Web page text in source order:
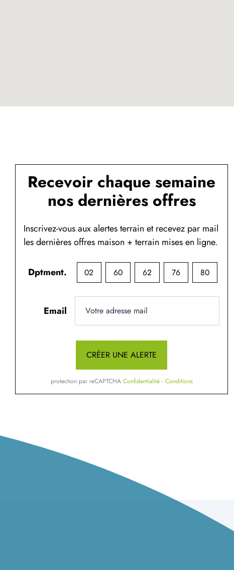
Recevoir chaque semaine
nos dernières offres
Inscrivez-vous aux alertes terrain et recevez par mail
les dernières offres maison + terrain mises en ligne.
Dptment. 02 60 62 76 80
Email
CRÉER UNE ALERTE
protection par reCAPTCHA Confidentialité - Conditions